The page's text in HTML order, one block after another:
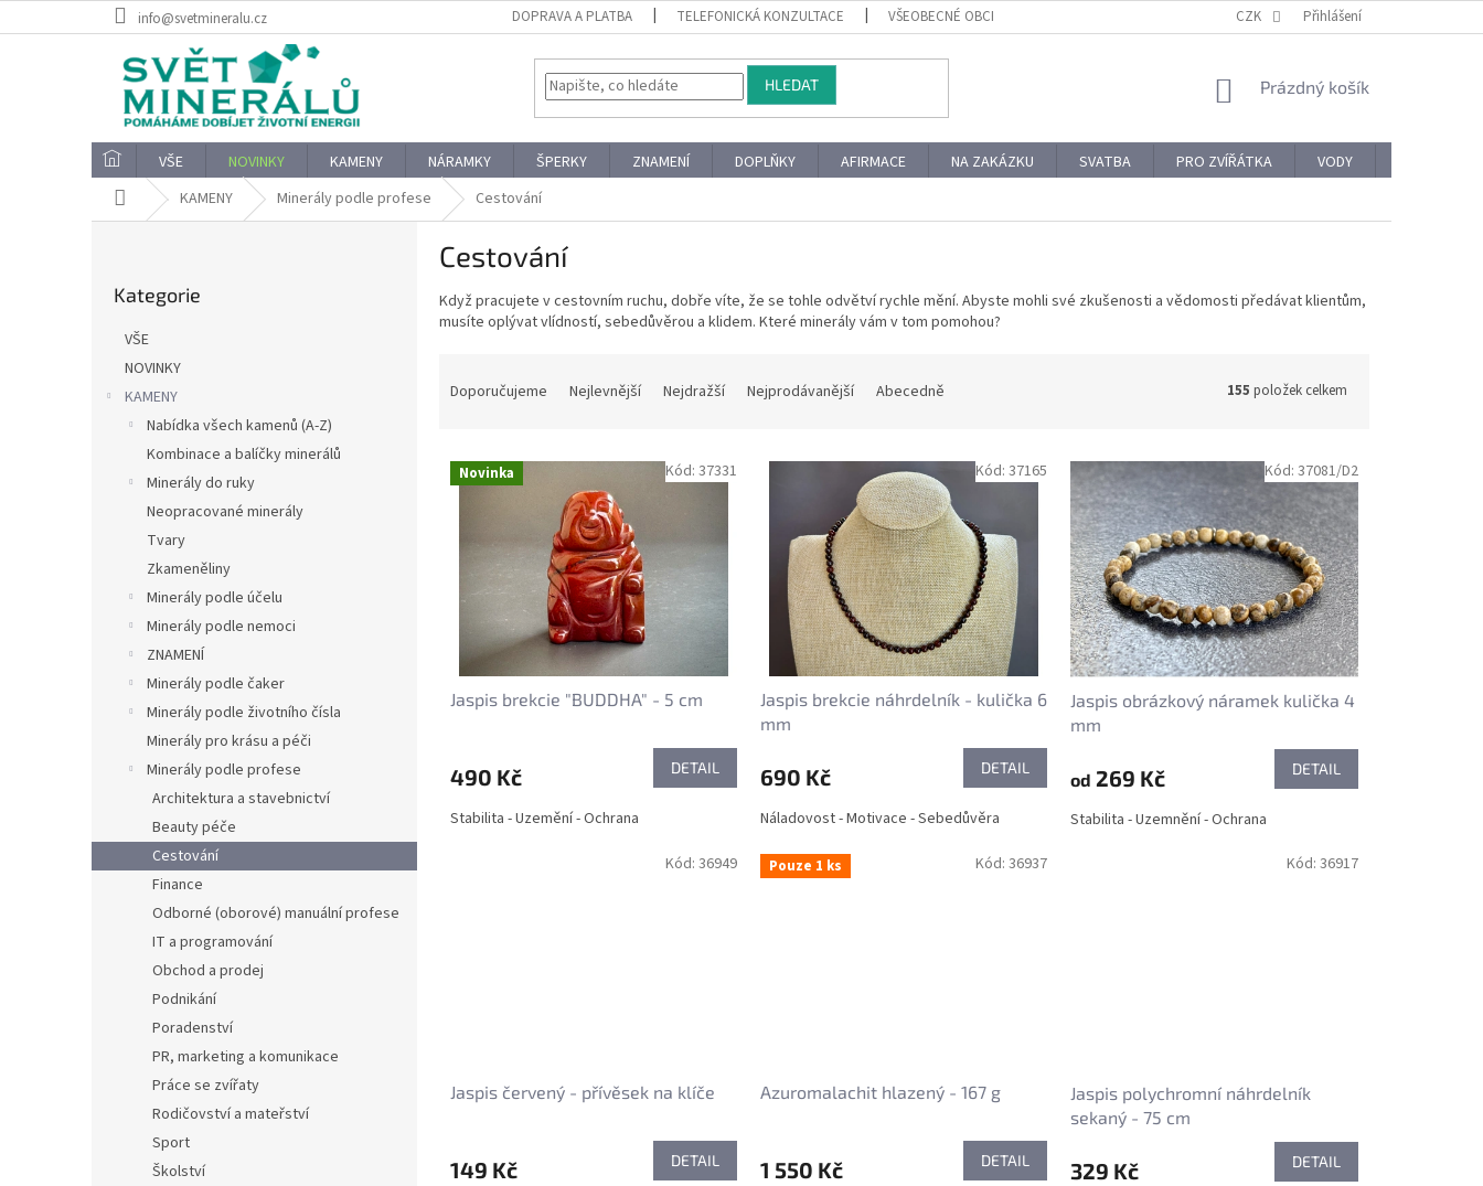
na
info@svetmineralu.cz DOPRAVA A PLATBA TELEFONICKÁ KONZULTACE VŠEOBECNÉ OBCHODNÍ PODMÍNKY REKLAMACE A VRÁCENÍ ZBOŽÍ
CZK Přihlášení
HLEDAT
NÁKUPNÍ
Prázdný košík
VŠE NOVINKY KAMENY NÁRAMKY ŠPERKY ZNAMENÍ DOPLŇKY AFIRMACE NA ZAKÁZKU SVATBA PRO ZVÍŘÁTKA VODY
Domů KAMENY Minerály podle profese Cestování
kategorie
Kategorie
VŠE
NOVINKY
KAMENY
Nabídka všech kamenů (A-Z)
Kombinace a balíčky minerálů
Minerály do ruky
Neopracované minerály
Tvary
Zkameněliny
Minerály podle účelu
Minerály podle nemoci
ZNAMENÍ
Minerály podle čaker
Minerály podle životního čísla
Minerály pro krásu a péči
Minerály podle profese
Architektura a stavebnictví
Beauty péče
Cestování
Finance
Odborné (oborové) manuální profese
IT a programování
Obchod a prodej
Podnikání
Poradenství
PR, marketing a komunikace
Práce se zvířaty
Rodičovství a mateřství
Sport
Školství
Cestování
Když pracujete v cestovním ruchu, dobře víte, že se tohle odvětví rychle mění. Abyste mohli své zkušenosti a vědomosti předávat klientům,
musíte oplývat vlídností, sebedůvěrou a klidem. Které minerály vám v tom pomohou?
n
Doporučujeme Nejlevnější Nejdražší Nejprodávanější Abecedně 155 položek celkem
V Novinka
Jaspis brekcie "BUDDHA" - 5 cm
490 Kč DETAIL
Stabilita - Uzemění - Ochrana
Kód: 37331
Jaspis brekcie náhrdelník - kulička 6
mm
690 Kč DETAIL
Náladovost - Motivace - Sebedůvěra
Kód: 37165
Jaspis obrázkový náramek kulička 4
mm
od 269 Kč DETAIL
Stabilita - Uzemnění - Ochrana
Kód: 37081/D2
Jaspis červený - přívěsek na klíče
149 Kč DETAIL
Kód: 36949 Pouze 1 ks
Azuromalachit hlazený - 167 g
1 550 Kč DETAIL
Kód: 36937
Jaspis polychromní náhrdelník
sekaný - 75 cm
329 Kč DETAIL
Kód: 36917